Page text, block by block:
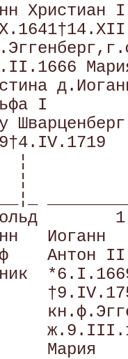
I
¦
¦
Иоганн
Антон
Мария